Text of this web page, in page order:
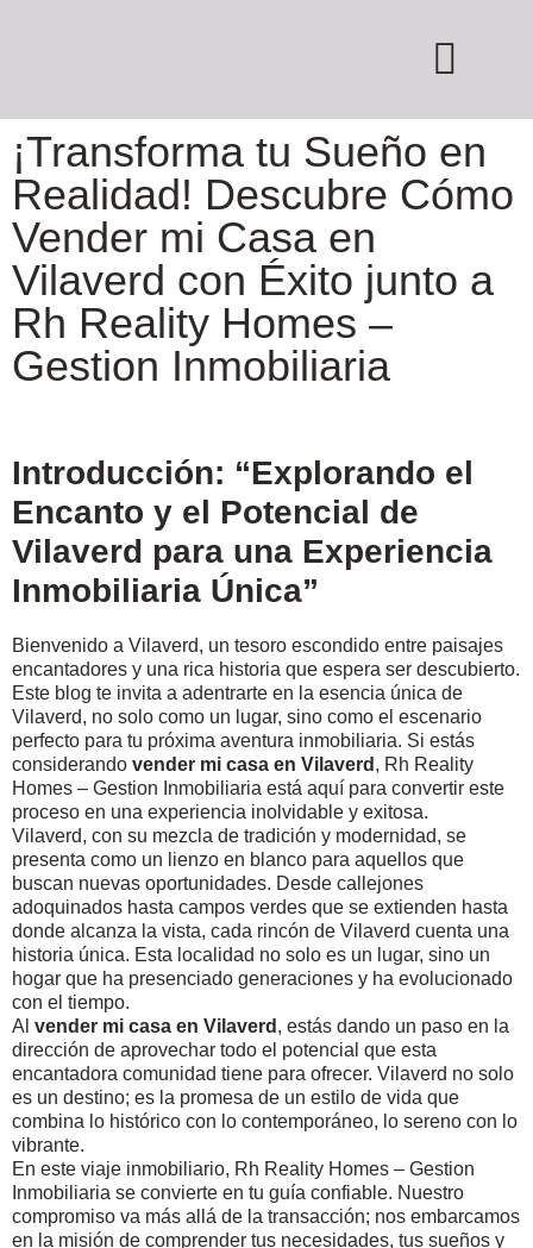
¡Transforma tu Sueño en
Realidad! Descubre Cómo
Vender mi Casa en
Vilaverd con Éxito junto a
Rh Reality Homes –
Gestion Inmobiliaria
Introducción: “Explorando el
Encanto y el Potencial de
Vilaverd para una Experiencia
Inmobiliaria Única”
Bienvenido a Vilaverd, un tesoro escondido entre paisajes
encantadores y una rica historia que espera ser descubierto.
Este blog te invita a adentrarte en la esencia única de
Vilaverd, no solo como un lugar, sino como el escenario
perfecto para tu próxima aventura inmobiliaria. Si estás
considerando vender mi casa en Vilaverd , Rh Reality
Homes – Gestion Inmobiliaria está aquí para convertir este
proceso en una experiencia inolvidable y exitosa.
Vilaverd, con su mezcla de tradición y modernidad, se
presenta como un lienzo en blanco para aquellos que
buscan nuevas oportunidades. Desde callejones
adoquinados hasta campos verdes que se extienden hasta
donde alcanza la vista, cada rincón de Vilaverd cuenta una
historia única. Esta localidad no solo es un lugar, sino un
hogar que ha presenciado generaciones y ha evolucionado
con el tiempo.
Al vender mi casa en Vilaverd , estás dando un paso en la
dirección de aprovechar todo el potencial que esta
encantadora comunidad tiene para ofrecer. Vilaverd no solo
es un destino; es la promesa de un estilo de vida que
combina lo histórico con lo contemporáneo, lo sereno con lo
vibrante.
En este viaje inmobiliario, Rh Reality Homes – Gestion
Inmobiliaria se convierte en tu guía confiable. Nuestro
compromiso va más allá de la transacción; nos embarcamos
en la misión de comprender tus necesidades, tus sueños y